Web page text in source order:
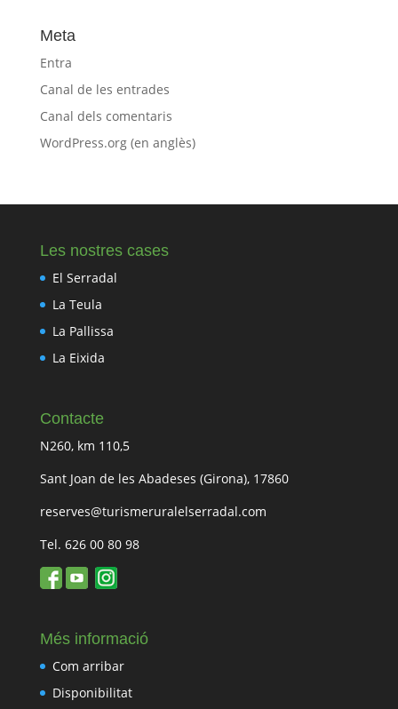
Meta
Entra
Canal de les entrades
Canal dels comentaris
WordPress.org (en anglès)
Les nostres cases
El Serradal
La Teula
La Pallissa
La Eixida
Contacte
N260, km 110,5
Sant Joan de les Abadeses (Girona), 17860
reserves@turismeruralelserradal.com
Tel. 626 00 80 98
Més informació
Com arribar
Disponibilitat